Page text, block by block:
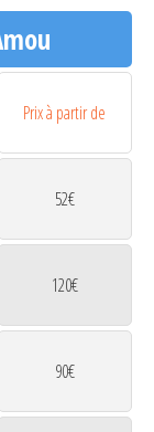
Prix à partir de
52€
120€
90€